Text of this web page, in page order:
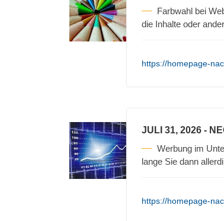
Farbwahl bei
die Inhalte oder
https://homepage-
JULI 31, 2026 -
Werbung im
lange Sie dann
https://homepage-